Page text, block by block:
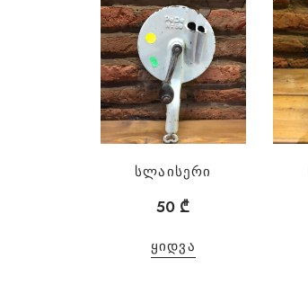
სლაისერი
50 ₾
ᲧᲘᲓᲕᲐ